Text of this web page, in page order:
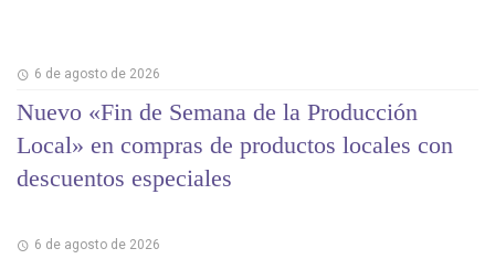
6 de agosto de 2026
Nuevo «Fin de Semana de la Producción
Local» en compras de productos locales con
descuentos especiales
6 de agosto de 2026